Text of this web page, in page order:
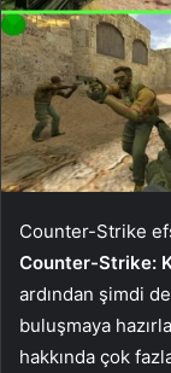
Counter-Strike
Counter-Strike:
ardından şimdi
buluşmaya
hakkında çok